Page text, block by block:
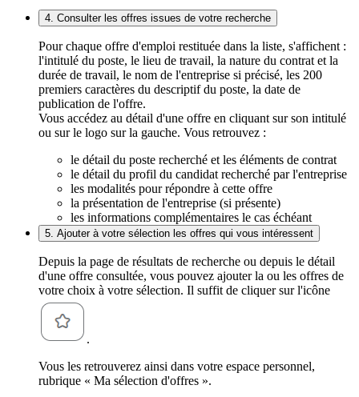
4. Consulter les offres issues de votre recherche
Pour chaque offre d'emploi restituée dans la liste, s'affichent :
l'intitulé du poste, le lieu de travail, la nature du contrat et la
durée de travail, le nom de l'entreprise si précisé, les 200
premiers caractères du descriptif du poste, la date de
publication de l'offre.
Vous accédez au détail d'une offre en cliquant sur son intitulé
ou sur le logo sur la gauche. Vous retrouvez :
le détail du poste recherché et les éléments de contrat
le détail du profil du candidat recherché par l'entreprise
les modalités pour répondre à cette offre
la présentation de l'entreprise (si présente)
les informations complémentaires le cas échéant
5. Ajouter à votre sélection les offres qui vous intéressent
Depuis la page de résultats de recherche ou depuis le détail
d'une offre consultée, vous pouvez ajouter la ou les offres de
votre choix à votre sélection. Il suffit de cliquer sur l'icône
.
Vous les retrouverez ainsi dans votre espace personnel,
rubrique « Ma sélection d'offres ».